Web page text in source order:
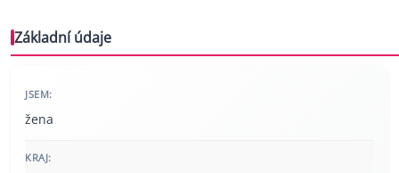
Základní údaje
JSEM:
žena
KRAJ: